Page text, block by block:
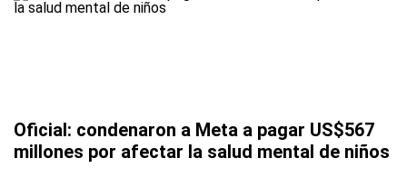
Oficial: condenaron a Meta a pagar US$567
millones por afectar la salud mental de niños